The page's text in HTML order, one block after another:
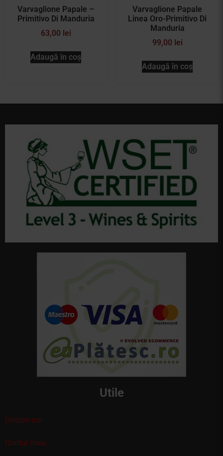
Varvaglione Papale –
Primitivo Di Manduria
63,00 lei
Adaugă în coș
Varvaglione Papale
Linea Oro-Primitivo Di
Manduria
99,00 lei
Adaugă în coș
Utile
Despre noi
Contul meu